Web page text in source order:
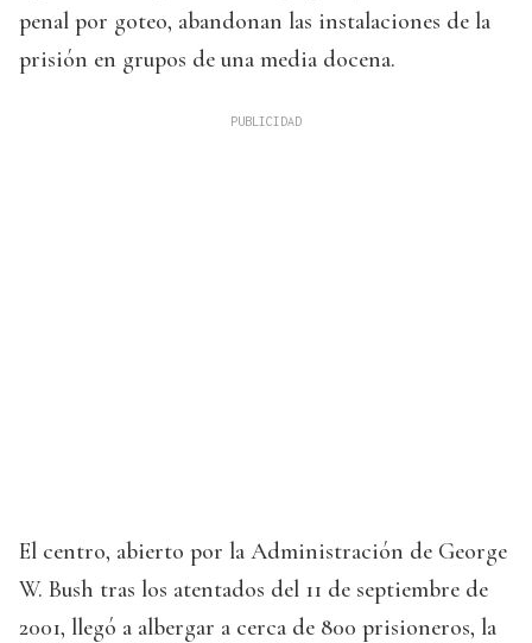
penal por goteo, abandonan las instalaciones de la
prisión en grupos de una media docena.
El centro, abierto por la Administración de George
W. Bush tras los atentados del 11 de septiembre de
2001, llegó a albergar a cerca de 800 prisioneros, la